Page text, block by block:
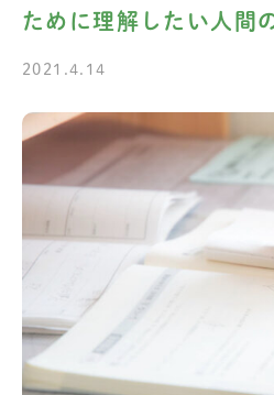
ために理解したい人間
2021.4.14